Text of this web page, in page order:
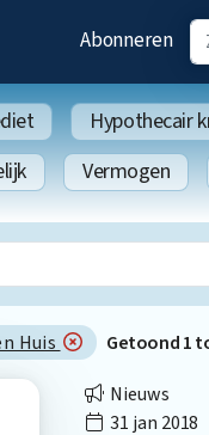
Abonneren
Hypothecair
Vermogen
Huis Getoond1
Nieuws
31 jan 2018